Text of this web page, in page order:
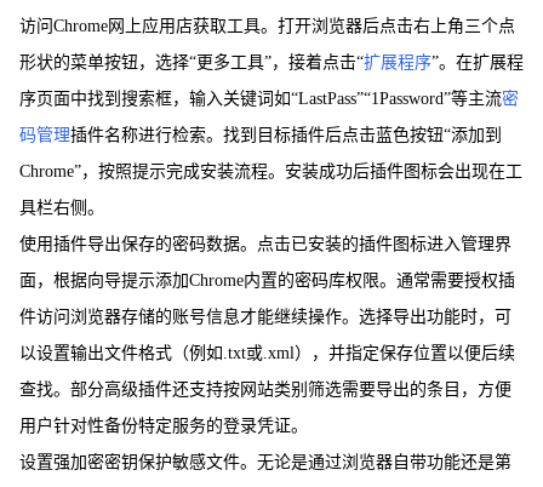
访问Chrome网上应用店获取工具。打开浏览器后点击右上角三个点
形状的菜单按钮，选择“更多工具”，接着点击“扩展程序”。在扩展程
序页面中找到搜索框，输入关键词如“LastPass”“1Password”等主流密
码管理插件名称进行检索。找到目标插件后点击蓝色按钮“添加到
Chrome”，按照提示完成安装流程。安装成功后插件图标会出现在工
具栏右侧。
使用插件导出保存的密码数据。点击已安装的插件图标进入管理界
面，根据向导提示添加Chrome内置的密码库权限。通常需要授权插
件访问浏览器存储的账号信息才能继续操作。选择导出功能时，可
以设置输出文件格式（例如.txt或.xml），并指定保存位置以便后续
查找。部分高级插件还支持按网站类别筛选需要导出的条目，方便
用户针对性备份特定服务的登录凭证。
设置强加密密钥保护敏感文件。无论是通过浏览器自带功能还是第